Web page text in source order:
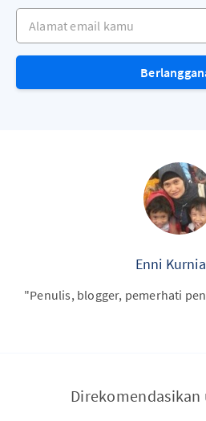
Alamat email kamu
Enni
"Penulis, blogger, pemerhati